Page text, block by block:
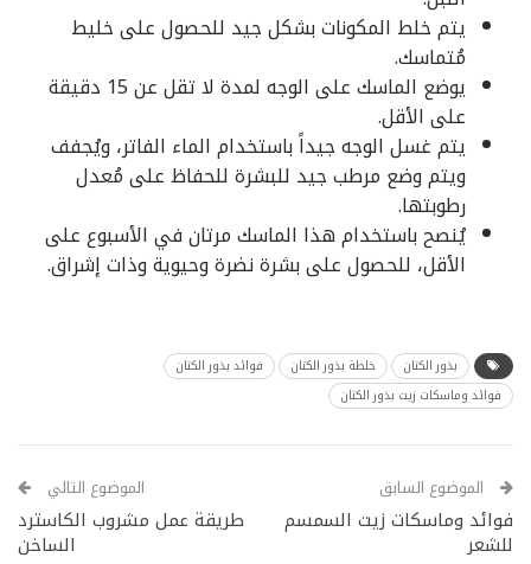
يتم خلط المكونات بشكل جيد للحصول على خليط
مُتماسك.
يوضع الماسك على الوجه لمدة لا تقل عن 15 دقيقة
على الأقل.
يتم غسل الوجه جيداً باستخدام الماء الفاتر، ويُجفف
ويتم وضع مرطب جيد للبشرة للحفاظ على مُعدل
رطوبتها.
يُنصح باستخدام هذا الماسك مرتان في الأسبوع على
الأقل، للحصول على بشرة نضرة وحيوية وذات إشراق.
بذور الكتان خلطة بذور الكتان
فوائد بذور الكتان
فوائد وماسكات زيت بذور الكتان
الموضوع السابق
فوائد وماسكات زيت السمسم
للشعر
الموضوع التالي
طريقة عمل مشروب الكاسترد
الساخن